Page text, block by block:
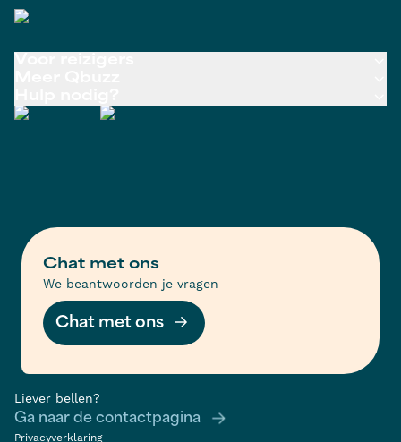
Chat met ons
We beantwoorden je vragen
Chat met ons
Liever bellen?
Ga naar de contactpagina
Privacyverklaring